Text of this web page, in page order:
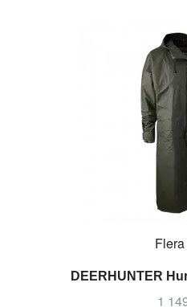
DEERHUNTER
1